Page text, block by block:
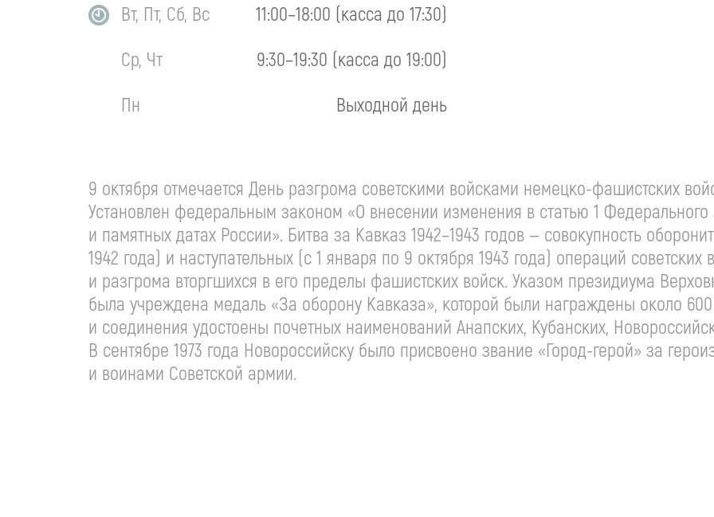
Вт, Пт, Сб, Вс
11:00–18:00 (касса до 17:30)
Ср, Чт
9:30–19:30 (касса до 19:00)
Пн
Выходной день
9 октября отмечается День разгрома советскими войсками немецко-фашистских
Установлен федеральным законом «О внесении изменения в статью 1
и памятных датах России». Битва за Кавказ 1942–1943 годов — совокупность
1942 года) и наступательных (с 1 января по 9 октября 1943 года) операций
и разгрома вторгшихся в его пределы фашистских войск. Указом президиума
была учреждена медаль «За оборону Кавказа», которой были награждены около
и соединения удостоены почетных наименований Анапских, Кубанских,
В сентябре 1973 года Новороссийску было присвоено звание «Город-герой» за
и воинами Советской армии.